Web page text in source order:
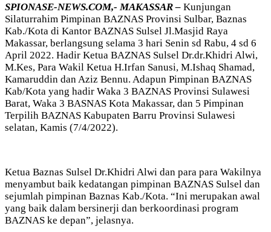
SPIONASE-NEWS.COM,- MAKASSAR – Kunjungan
Silaturrahim Pimpinan BAZNAS Provinsi Sulbar, Baznas
Kab./Kota di Kantor BAZNAS Sulsel Jl.Masjid Raya
Makassar, berlangsung selama 3 hari Senin sd Rabu, 4 sd 6
April 2022. Hadir Ketua BAZNAS Sulsel Dr.dr.Khidri Alwi,
M.Kes, Para Wakil Ketua H.Irfan Sanusi, M.Ishaq Shamad,
Kamaruddin dan Aziz Bennu. Adapun Pimpinan BAZNAS
Kab/Kota yang hadir Waka 3 BAZNAS Provinsi Sulawesi
Barat, Waka 3 BASNAS Kota Makassar, dan 5 Pimpinan
Terpilih BAZNAS Kabupaten Barru Provinsi Sulawesi
selatan, Kamis (7/4/2022).
Ketua Baznas Sulsel Dr.Khidri Alwi dan para para Wakilnya
menyambut baik kedatangan pimpinan BAZNAS Sulsel dan
sejumlah pimpinan Baznas Kab./Kota. “Ini merupakan awal
yang baik dalam bersinerji dan berkoordinasi program
BAZNAS ke depan”, jelasnya.